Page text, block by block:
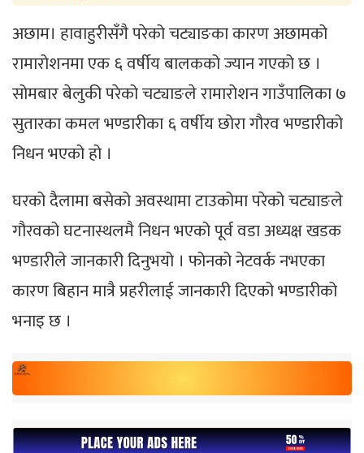
अछाम। हावाहुरीसँगै परेको चट्याङका कारण अछामको
रामारोशनमा एक ६ वर्षीय बालकको ज्यान गएको छ ।
सोमबार बेलुकी परेको चट्याङले रामारोशन गाउँपालिका ७
सुतारका कमल भण्डारीका ६ वर्षीय छोरा गौरव भण्डारीको
निधन भएको हो ।
घरको दैलामा बसेको अवस्थामा टाउकोमा परेको चट्याङले
गौरवको घटनास्थलम‌ै निधन भएको पूर्व वडा अध्यक्ष खडक
भण्डारीले जानकारी दिनुभयो । फोनको नेटवर्क नभएका
कारण बिहान मात्रै प्रहरीलाई जानकारी दिएको भण्डारीको
भनाइ छ ।